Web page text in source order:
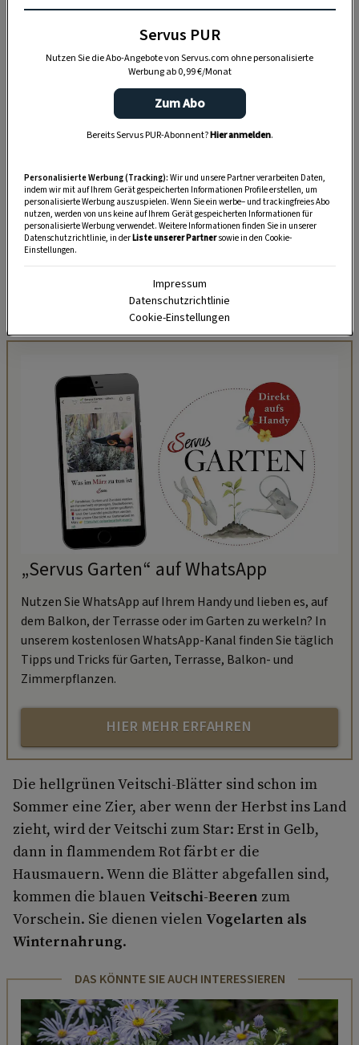
Flammend rotes Inferno
Gebildet werden diese haftenden Scheibchen,
sobald die feinen Sprossranken der Pflanze eine
feste Unterlage ertasten. Und diese Scheibchen
bleiben auch als winzige Tupfen auf der
Kletterunterlage haften, wenn man die Pflanze
„Servus Garten“ auf WhatsApp
Nutzen Sie WhatsApp auf Ihrem Handy und lieben es, auf
dem Balkon, der Terrasse oder im Garten zu werkeln? In
unserem kostenlosen WhatsApp-Kanal finden Sie täglich
Tipps und Tricks für Garten, Terrasse, Balkon- und
Zimmerpflanzen.
HIER MEHR ERFAHREN
Die hellgrünen Veitschi-Blätter sind schon im
Sommer eine Zier, aber wenn der Herbst ins Land
zieht, wird der Veitschi zum Star: Erst in Gelb,
dann in flammendem Rot färbt er die
Hausmauern. Wenn die Blätter abgefallen sind,
kommen die blauen Veitschi-Beeren zum
Vorschein. Sie dienen vielen Vogelarten als
Winternahrung.
DAS KÖNNTE SIE AUCH INTERESSIEREN
Servus PUR
Nutzen Sie die Abo-Angebote von Servus.com ohne personalisierte
Werbung ab 0,99 €/Monat
Zum Abo
Bereits Servus PUR-Abonnent?Hier anmelden.
Personalisierte Werbung (Tracking): Wir und unsere Partner verarbeiten Daten,
indem wir mit auf Ihrem Gerät gespeicherten Informationen Profile erstellen, um
personalisierte Werbung auszuspielen. Wenn Sie ein werbe– und trackingfreies Abo
nutzen, werden von uns keine auf Ihrem Gerät gespeicherten Informationen für
personalisierte Werbung verwendet. Weitere Informationen finden Sie in unserer
Datenschutzrichtlinie, in derListe unserer Partnersowie in den Cookie-
Einstellungen.
Impressum
Datenschutzrichtlinie
Cookie-Einstellungen